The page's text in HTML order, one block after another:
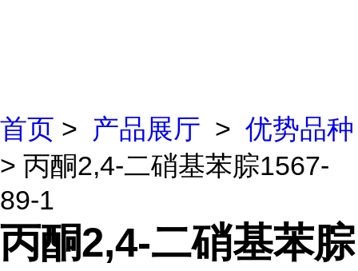
首页 > 产品展厅 > 优势品种
> 丙酮2,4-二硝基苯腙1567-
89-1
丙酮2,4-二硝基苯腙